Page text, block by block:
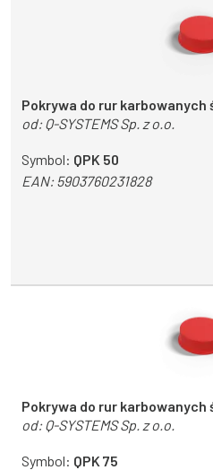
Pokrywa do rur karbowanych
od:Q-SYSTEMS Sp. z o.o.
Symbol: QPK 50
EAN:5903760231828
Pokrywa do rur karbowanych
od:Q-SYSTEMS Sp. z o.o.
Symbol: QPK 75